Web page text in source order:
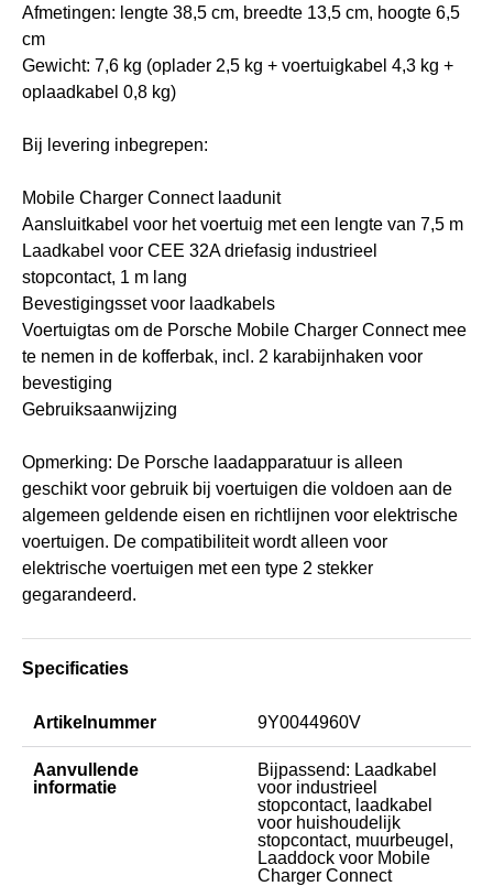
Afmetingen: lengte 38,5 cm, breedte 13,5 cm, hoogte 6,5
cm
Gewicht: 7,6 kg (oplader 2,5 kg + voertuigkabel 4,3 kg +
oplaadkabel 0,8 kg)
Bij levering inbegrepen:
Mobile Charger Connect laadunit
Aansluitkabel voor het voertuig met een lengte van 7,5 m
Laadkabel voor CEE 32A driefasig industrieel
stopcontact, 1 m lang
Bevestigingsset voor laadkabels
Voertuigtas om de Porsche Mobile Charger Connect mee
te nemen in de kofferbak, incl. 2 karabijnhaken voor
bevestiging
Gebruiksaanwijzing
Opmerking: De Porsche laadapparatuur is alleen
geschikt voor gebruik bij voertuigen die voldoen aan de
algemeen geldende eisen en richtlijnen voor elektrische
voertuigen. De compatibiliteit wordt alleen voor
elektrische voertuigen met een type 2 stekker
gegarandeerd.
Specificaties
Artikelnummer 9Y0044960V
Aanvullende
informatie
Bijpassend: Laadkabel
voor industrieel
stopcontact, laadkabel
voor huishoudelijk
stopcontact, muurbeugel,
Laaddock voor Mobile
Charger Connect